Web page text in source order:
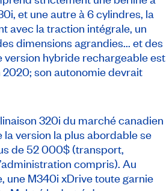
et une autre à 6 cylindres, la
avec la traction intégrale, un
dimensions agrandies... et des
version hybride rechargeable est
son autonomie devrait
320i du marché canadien
la version la plus abordable se
de 52 000$ (transport,
compris). Au
une M340i xDrive toute garnie